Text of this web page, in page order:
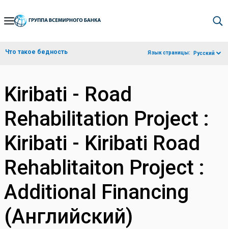
Skip
Navigation
Что такое бедность Язык страницы: Русский
Kiribati - Road
Rehabilitation Project :
Kiribati - Kiribati Road
Rehablitaiton Project :
Additional Financing
(Английский)